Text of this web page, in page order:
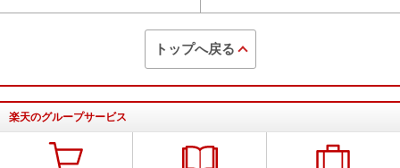
トップへ戻る
楽天のグループサービス